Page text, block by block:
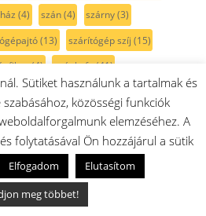
(4) szán(4) szárny(3)
(13) szárítógép szíj (15)
(4) szénkefe(41)
tartó(4) szénszűrő (1)
színtelen(10) szívócső(7)
szórókar(9) szögcsiszoló(1)
(1) szöszszedő(3)
szűkítő(2)
Sütiket használunk a tartalmak és
közösségi funkciók
elemzéséhez. A
folytatásával Ön hozzájárul a sütik
Elfogadom
Elutasítom
meg többet!